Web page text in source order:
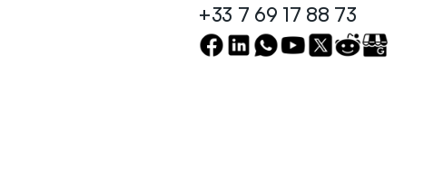
+33 7 69 17 88 73